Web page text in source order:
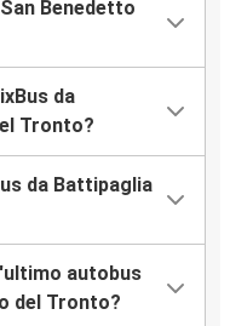
Benedetto
da
Tronto?
da Battipaglia
autobus
del Tronto?